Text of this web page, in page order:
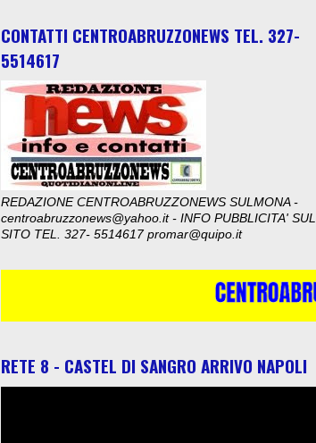
CONTATTI CENTROABRUZZONEWS TEL. 327-
5514617
REDAZIONE CENTROABRUZZONEWS SULMONA -
centroabruzzonews@yahoo.it - INFO PUBBLICITA' SUL
SITO TEL. 327- 5514617 promar@quipo.it
RETE 8 - CASTEL DI SANGRO ARRIVO NAPOLI